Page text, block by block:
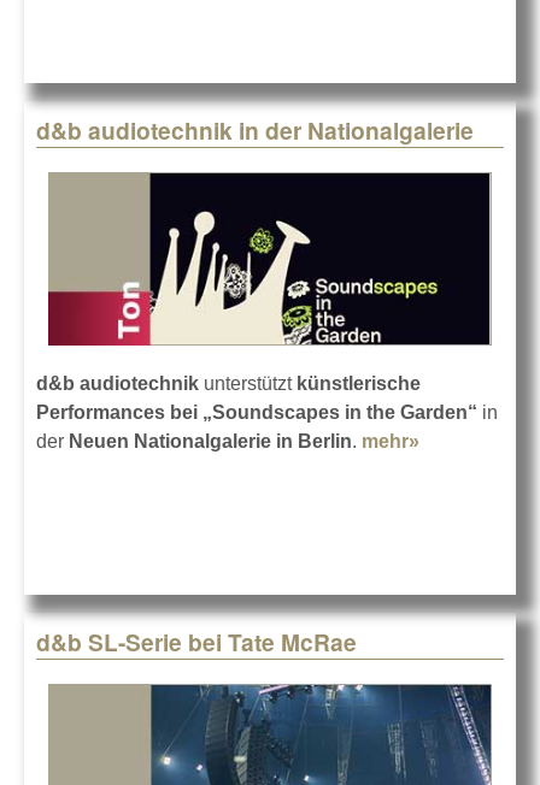
d&b audiotechnik in der Nationalgalerie
d&b audiotechnik unterstützt künstlerische
Performances bei „Soundscapes in the Garden“ in
der Neuen Nationalgalerie in Berlin. mehr»
d&b SL-Serie bei Tate McRae